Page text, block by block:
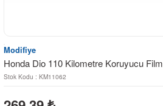
Modifiye
Honda Dio 110 Kilometre Koruyucu Film
Stok Kodu : KM11062